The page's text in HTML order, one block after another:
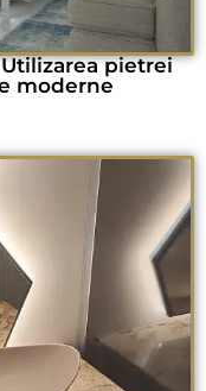
pietrei
moderne